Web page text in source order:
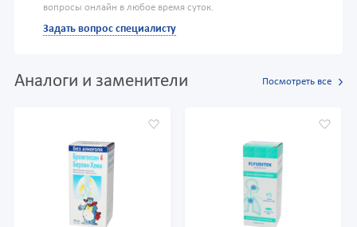
вопросы онлайн в любое время суток.
Задать вопрос специалисту
Аналоги и заменители Посмотреть все